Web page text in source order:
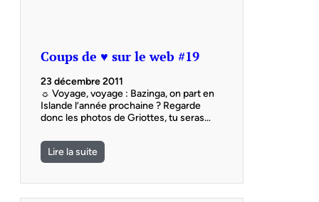
Coups de ♥ sur le web #19
23 décembre 2011
☼ Voyage, voyage : Bazinga, on part en
Islande l’année prochaine ? Regarde
donc les photos de Griottes, tu seras…
Lire la suite